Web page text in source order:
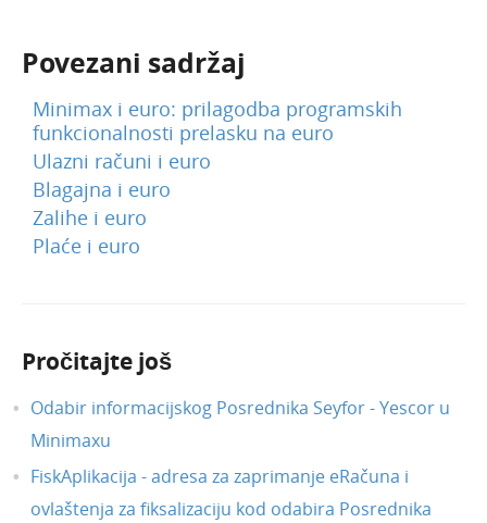
Povezani sadržaj
Minimax i euro: prilagodba programskih
funkcionalnosti prelasku na euro
Ulazni računi i euro
Blagajna i euro
Zalihe i euro
Plaće i euro
Pročitajte još
Odabir informacijskog Posrednika Seyfor - Yescor u
Minimaxu
FiskAplikacija - adresa za zaprimanje eRačuna i
ovlaštenja za fiksalizaciju kod odabira Posrednika